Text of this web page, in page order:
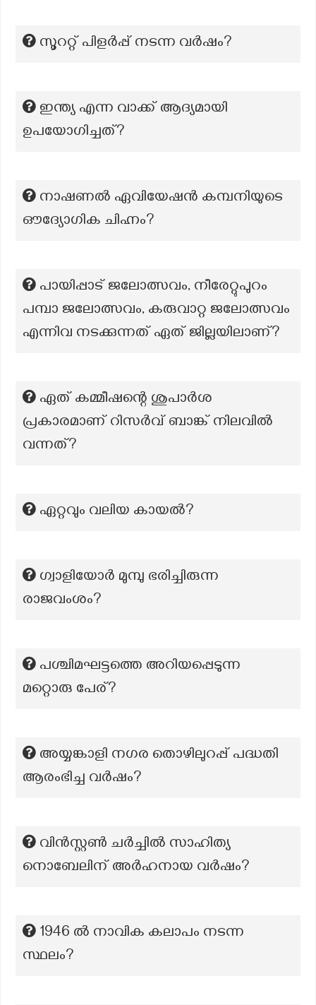
സൂററ്റ് പിളർപ്പ് നടന്ന വർഷം?
ഇന്ത്യ എന്ന വാക്ക് ആദ്യമായി
ഉപയോഗിച്ചത്?
നാഷണൽ ഏവിയേഷൻ കമ്പനിയുടെ
ഔദ്യോഗിക ചിഹ്നം?
പായിപ്പാട് ജലോത്സവം, നീരേറ്റുപുറം
പമ്പാ ജലോത്സവം, കരുവാറ്റ ജലോത്സവം
എന്നിവ നടക്കുന്നത് ഏത് ജില്ലയിലാണ്?
ഏത് കമ്മീഷന്റെ ശുപാർശ
പ്രകാരമാണ് റിസർവ് ബാങ്ക് നിലവിൽ
വന്നത്?
ഏറ്റവും വലിയ കായൽ?
ഗ്വാളിയോർ മുമ്പു ഭരിച്ചിരുന്ന
രാജവംശം?
പശ്ചിമഘട്ടത്തെ അറിയപ്പെടുന്ന
മറ്റൊരു പേര്?
അയ്യങ്കാളി നഗര തൊഴിലുറപ്പ് പദ്ധതി
ആരംഭിച്ച വർഷം?
വിൻസ്റ്റൺ ചർച്ചിൽ സാഹിത്യ
നൊബേലിന് അർഹനായ വർഷം?
1946 ൽ നാവിക കലാപം നടന്ന
സ്ഥലം?